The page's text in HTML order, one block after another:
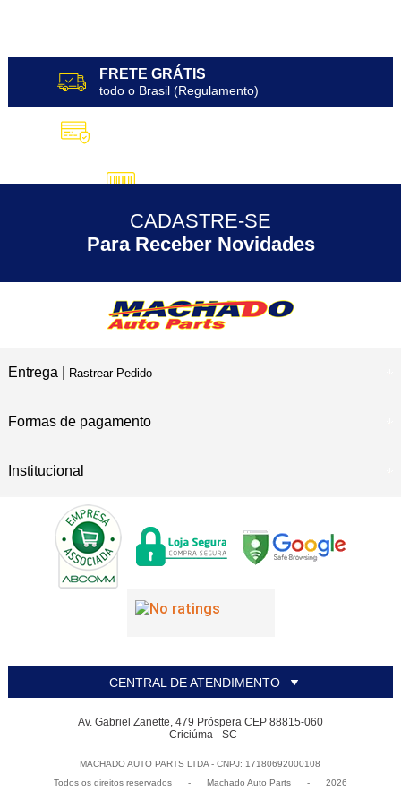
FRETE GRÁTIS
todo o Brasil (Regulamento)
5% DESCONTO no Pix
30 ANOS de Experiência
CADASTRE-SE
Para Receber Novidades
Entrega | Rastrear Pedido
Formas de pagamento
Institucional
CENTRAL DE ATENDIMENTO
Av. Gabriel Zanette, 479 Próspera CEP 88815-060
- Criciúma - SC
MACHADO AUTO PARTS LTDA - CNPJ: 17180692000108
Todos os direitos reservados
- Machado Auto Parts - 2026